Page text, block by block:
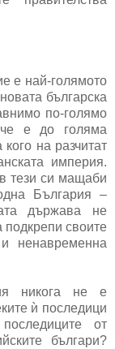
е най-голямото
българска
по-голямо
е до голяма
на разчитат
империя.
тези си мащаби
България –
държава не
своите
ненавременна
никога не е
ѝ последици
от
българи?